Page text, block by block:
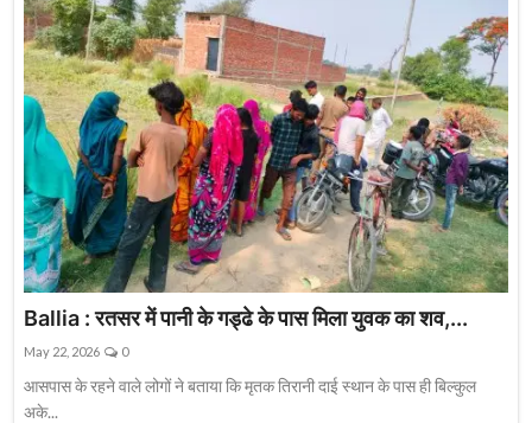
Ballia : रतसर में पानी के गड्ढे के पास मिला युवक का शव,...
May 22, 2026 0
आसपास के रहने वाले लोगों ने बताया कि मृतक तिरानी दाई स्थान के पास ही बिल्कुल
अके...